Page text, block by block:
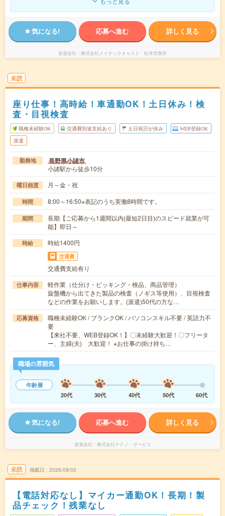
気になる! 応募へ進む 詳しく見る
派遣会社 株式会社メイテックキャスト 松本営業所
未読
座り仕事！高時給！車通勤OK！土日休み！検
査・目視検査
職種未経験OK 交通費別途支給あり 土日祝日が休み WEB登録OK
派遣
勤務地 長野県小諸市
小諸駅から徒歩10分
曜日頻度 月～金・祝
時間 8:00～16:50※表記のうち実働8時間です。
期間
長期【ご応募から1週間以内(最短2日目)のスピード就業が可
能】即日～
時給 時給1400円
交通費
交通費支給有り
仕事内容
軽作業（仕分け・ピッキング・検品、商品管理）
旋盤機から出てきた製品の検査（ノギス等使用）、目視検査
などの作業をお願いします。(派遣)50代の方な…
応募資格
職種未経験OK / ブランクOK / パソコンスキル不要 / 英語力不
要
【来社不要、WEB登録OK！】〇未経験大歓迎！〇フリータ
ー、主婦(夫) 大歓迎！ ※お仕事の掛け持ち…
職場の雰囲気
年齢層
20代
30代 40代 50代 60代
気になる! 応募へ進む 詳しく見る
派遣会社 株式会社テクノ・サービス
未読 掲載日 2026/08/02
【電話対応なし】マイカー通勤OK！長期！製
品チェック！残業なし